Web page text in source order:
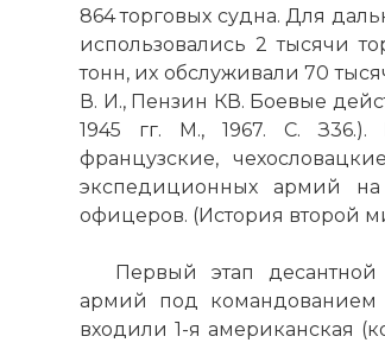
864 торговых судна. Для
использовались 2 тысячи
тонн, их обслуживали 70
В. И., Пензин КВ. Боевые
1945 гг. М., 1967. С. З36.).
французские,
экспедиционных армий
офицеров. (История второй
Первый этап
армий под командованием
входили 1-я американская